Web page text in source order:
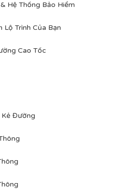
Hệ Thống Bảo Hiểm
Lộ Trình Của Bạn
Cao Tốc
Kẻ Đường